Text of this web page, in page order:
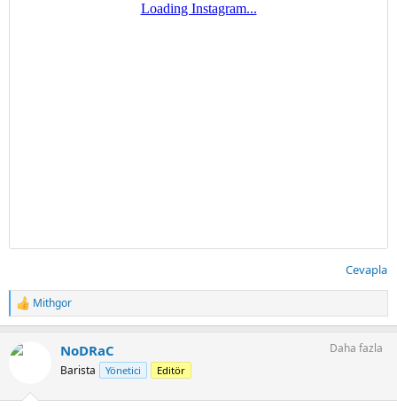
Cevapla
T
e
k
Mithgor
NoDRaC
Barista Yönetici Editör
Daha fazla